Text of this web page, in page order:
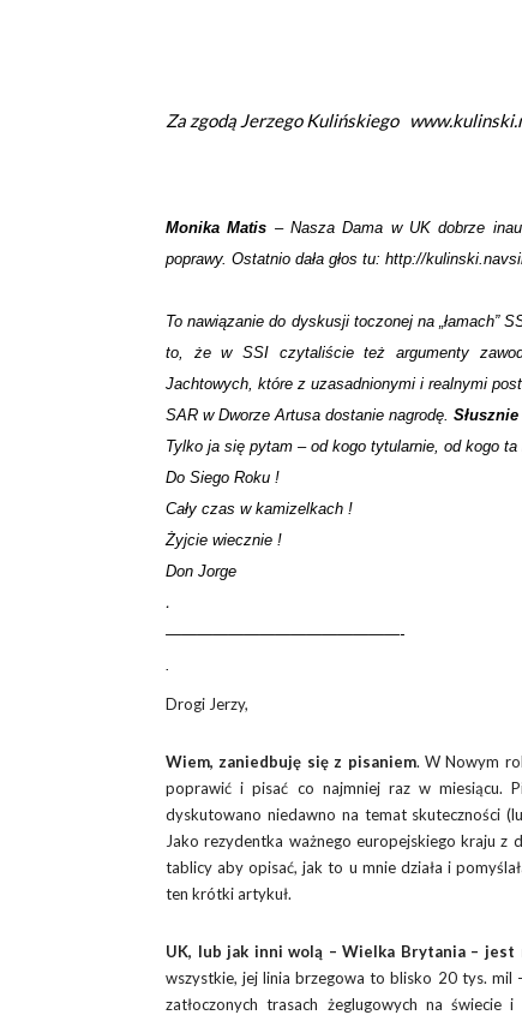
Za zgodą Jerzego Kulińskiego
Monika Matis – Nasza Dama w UK dobrze
poprawy. Ostatnio dała głos tu: http://
To nawiązanie do dyskusji toczonej na „łamach”
to, że w SSI czytaliście też argumenty
Jachtowych, które z uzasadnionymi i realnymi
SAR w Dworze Artusa dostanie nagrodę.
Tylko ja się pytam – od kogo tytularnie, od kogo
Do Siego Roku !
Cały czas w kamizelkach !
Żyjcie wiecznie !
Don Jorge
.
———————————————-
.
Drogi Jerzy,
Wiem, zaniedbuję się z pisaniem. W Nowym
poprawić i pisać co najmniej raz w miesiącu.
dyskutowano niedawno na temat skuteczności
Jako rezydentka ważnego europejskiego kraju z
tablicy aby opisać, jak to u mnie działa i
ten krótki artykuł.
UK, lub jak inni wolą – Wielka Brytania –
wszystkie, jej linia brzegowa to blisko 20 tys. mil
zatłoczonych trasach żeglugowych na